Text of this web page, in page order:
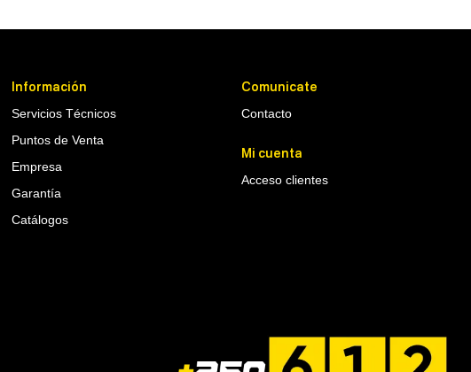
Información
Servicios Técnicos
Puntos de Venta
Empresa
Garantía
Catálogos
Comunicate
Contacto
Mi cuenta
Acceso clientes